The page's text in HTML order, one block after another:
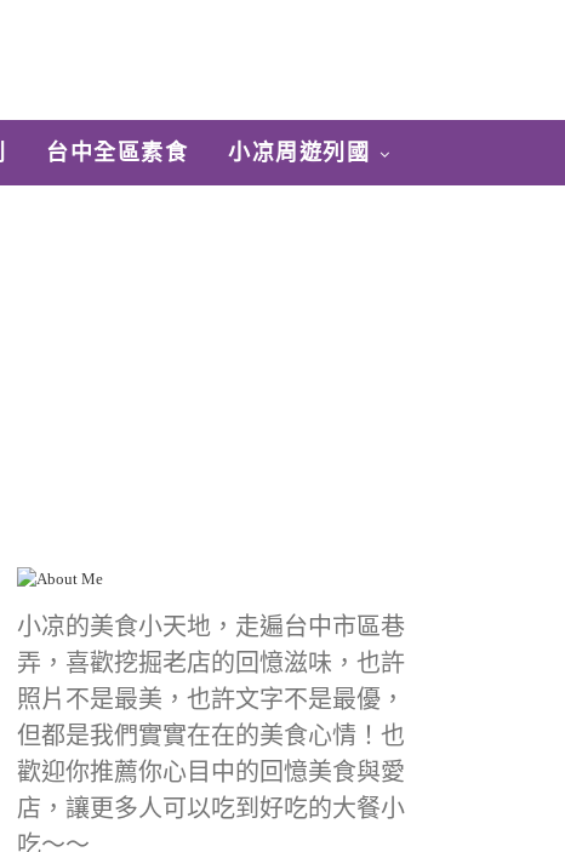
台中全區素食 小凉周遊列國
小凉的美食小天地，走遍台中市區巷
弄，喜歡挖掘老店的回憶滋味，也許
照片不是最美，也許文字不是最優，
但都是我們實實在在的美食心情！也
歡迎你推薦你心目中的回憶美食與愛
店，讓更多人可以吃到好吃的大餐小
吃～～